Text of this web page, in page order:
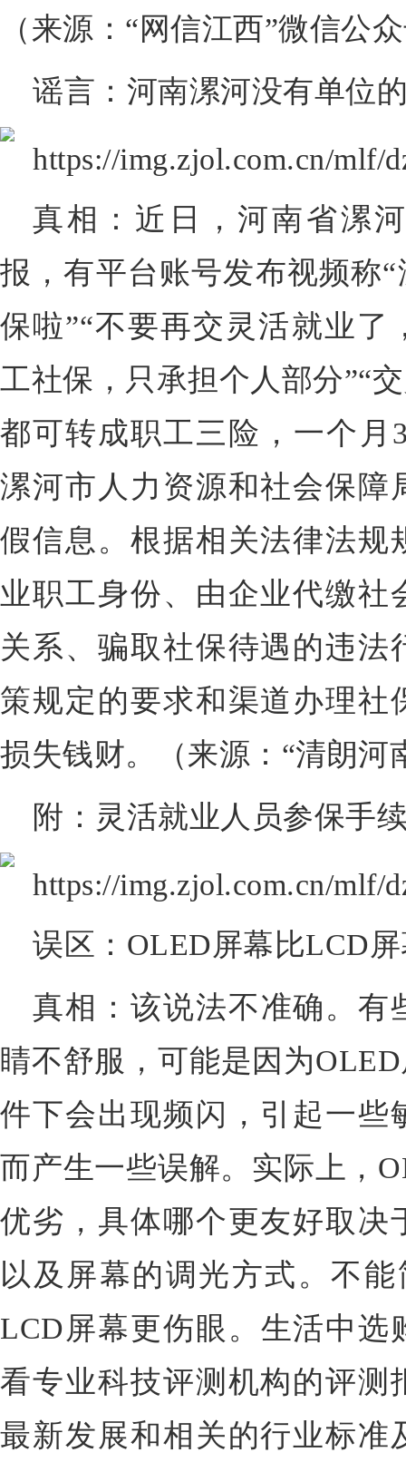
（来源：“网信江西”微信公
谣言：河南漯河没有单位
真相：近日，河南省漯
报，有平台账号发布视频称
保啦”“不要再交灵活就业了
工社保，只承担个人部分”“
都可转成职工三险，一个月
漯河市人力资源和社会保障
假信息。根据相关法律法规
业职工身份、由企业代缴社
关系、骗取社保待遇的违法
策规定的要求和渠道办理社
损失钱财。（来源：“清朗河
附： 灵活就业人员参保手
误区：OLED屏幕比LCD
真相：该说法不准确。有
睛不舒服，可能是因为
件下会出现频闪，引起一些
而产生一些误解。实际上，
优劣，具体哪个更友好取决
以及屏幕的调光方式。不
LCD屏幕更伤眼。生活中选
看专业科技评测机构的评测
最新发展和相关的行业标准